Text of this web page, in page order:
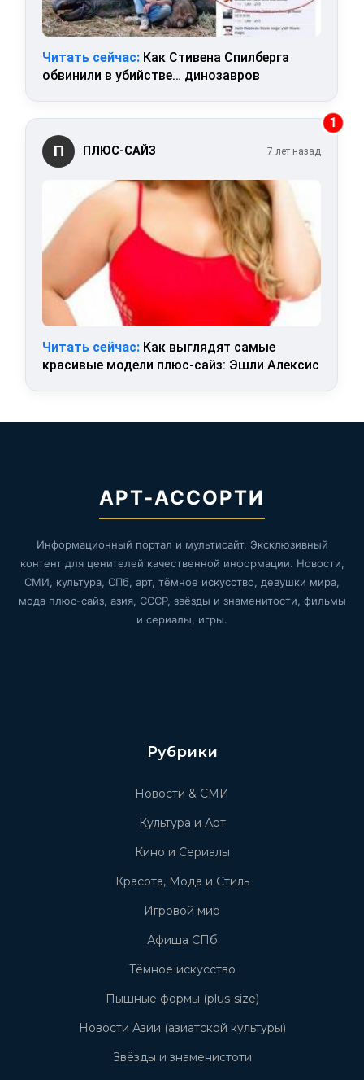
Читать сейчас: Как Стивена Спилберга
обвинили в убийстве… динозавров
1
П ПЛЮС-САЙЗ 7 лет назад
Читать сейчас: Как выглядят самые
красивые модели плюс-сайз: Эшли Алексис
АРТ-АССОРТИ
Информационный портал и мультисайт. Эксклюзивный
контент для ценителей качественной информации. Новости,
СМИ, культура, СПб, арт, тёмное искусство, девушки мира,
мода плюс-сайз, азия, СССР, звёзды и знаменитости, фильмы
и сериалы, игры.
Рубрики
Новости & СМИ
Культура и Арт
Кино и Сериалы
Красота, Мода и Стиль
Игровой мир
Афиша СПб
Тёмное искусство
Пышные формы (plus-size)
Новости Азии (азиатской культуры)
Звёзды и знаменистоти